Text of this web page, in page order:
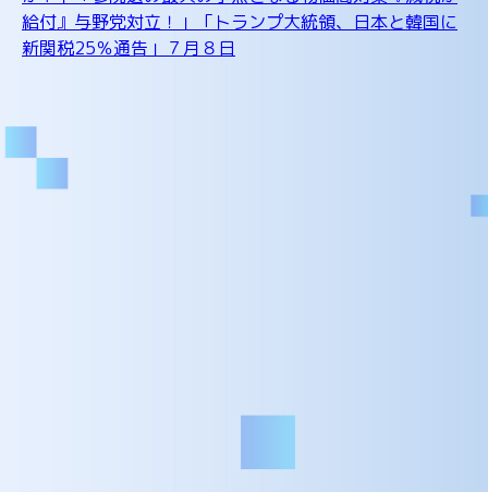
給付』与野党対立！」「トランプ大統領、日本と韓国に
新関税25％通告」７月８日